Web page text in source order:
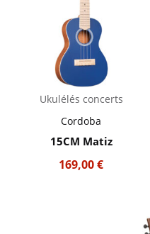
Ukulélés concerts
Cordoba
15CM Matiz
169,00€